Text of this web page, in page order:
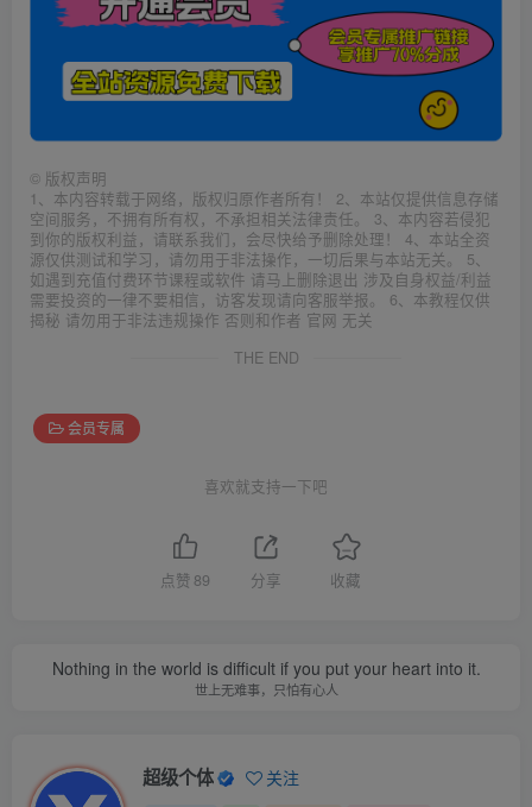
© 版权声明
1、本内容转载于网络，版权归原作者所有！ 2、本站仅提供信息存储
空间服务，不拥有所有权，不承担相关法律责任。 3、本内容若侵犯
到你的版权利益，请联系我们，会尽快给予删除处理！ 4、本站全资
源仅供测试和学习，请勿用于非法操作，一切后果与本站无关。 5、
如遇到充值付费环节课程或软件 请马上删除退出 涉及自身权益/利益
需要投资的一律不要相信，访客发现请向客服举报。 6、本教程仅供
揭秘 请勿用于非法违规操作 否则和作者 官网 无关
THE END
会员专属
喜欢就支持一下吧
点赞 89 分享 收藏
Nothing in the world is difficult if you put your heart into it.
世上无难事，只怕有心人
超级个体 关注